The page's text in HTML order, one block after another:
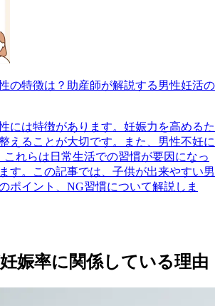
の特徴は？助産師が解説する男性妊活の
には特徴があります。妊娠力を高めるた
えることが大切です。また、男性不妊に
これらは日常生活での習慣が要因になっ
す。この記事では、子供が出来やすい男
ポイント、NG習慣について解説しま
娠率に関係している理由